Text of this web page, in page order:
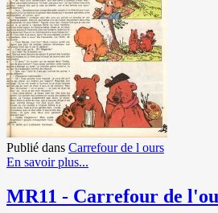
Publié dans Carrefour de l ours
En savoir plus...
MR11 - Carrefour de